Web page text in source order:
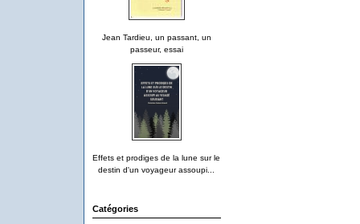
Jean Tardieu, un passant, un
passeur, essai
Effets et prodiges de la lune sur le
destin d'un voyageur assoupi...
Catégories